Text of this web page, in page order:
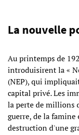
La nouvelle
Au printemps de
introduisirent la «
(NEP), qui
capital privé. Les
la perte de millions
guerre, de la famine
destruction d'une